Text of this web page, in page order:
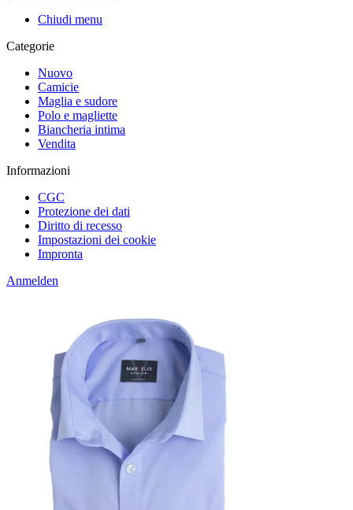
Chiudi menu
Categorie
Nuovo
Camicie
Maglia e sudore
Polo e magliette
Biancheria intima
Vendita
Informazioni
CGC
Protezione dei dati
Diritto di recesso
Impostazioni dei cookie
Impronta
Anmelden